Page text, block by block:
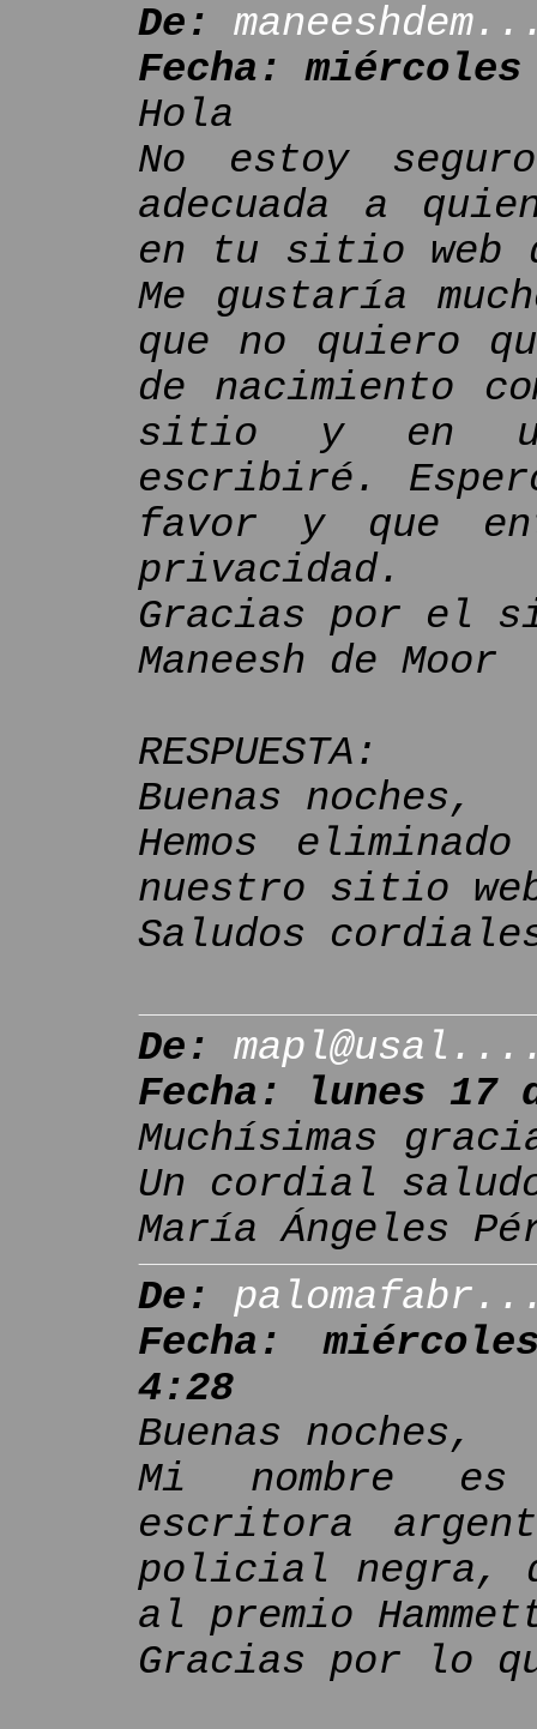
De:
Fecha:
Hola
No estoy
adecuada a
en tu sitio web
Me gustaría
que no quiero
de nacimiento
sitio y en
escribiré.
favor y que
privacidad.
Gracias por el
Maneesh de Moor
RESPUESTA:
Buenas noches,
Hemos
nuestro sitio
Saludos
De:
Fecha: lunes 17
Muchísimas
Un cordial
María Ángeles
De:
Fecha:
4:28
Buenas noches,
Mi nombre es
escritora
policial negra,
al premio
Gracias por lo